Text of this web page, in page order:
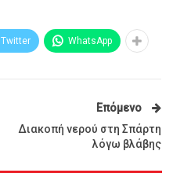
Twitter WhatsApp
Επόμενο
Διακοπή νερού στη Σπάρτη
λόγω βλάβης